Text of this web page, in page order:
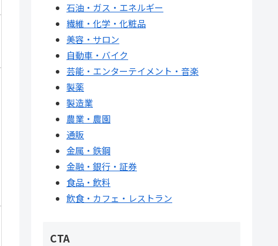
石油・ガス・エネルギー
繊維・化学・化粧品
美容・サロン
自動車・バイク
芸能・エンターテイメント・音楽
製薬
製造業
農業・農園
通販
金属・鉄鋼
金融・銀行・証券
食品・飲料
飲食・カフェ・レストラン
CTA